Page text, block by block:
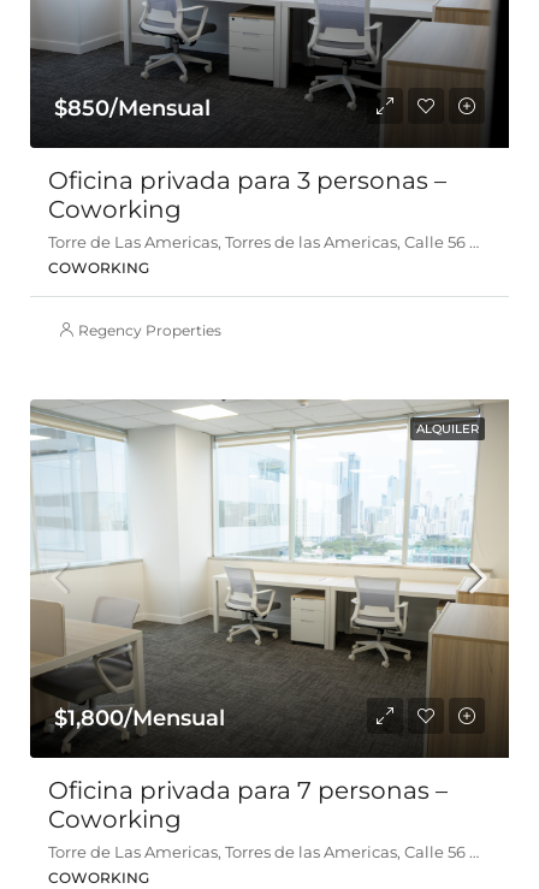
$850/Mensual
Oficina privada para 3 personas –
Coworking
Torre de Las Americas, Torres de las Americas, Calle 56 D Este, Panamá
COWORKING
Regency Properties
ALQUILER
$1,800/Mensual
Oficina privada para 7 personas –
Coworking
Torre de Las Americas, Torres de las Americas, Calle 56 D Este, Panamá
COWORKING